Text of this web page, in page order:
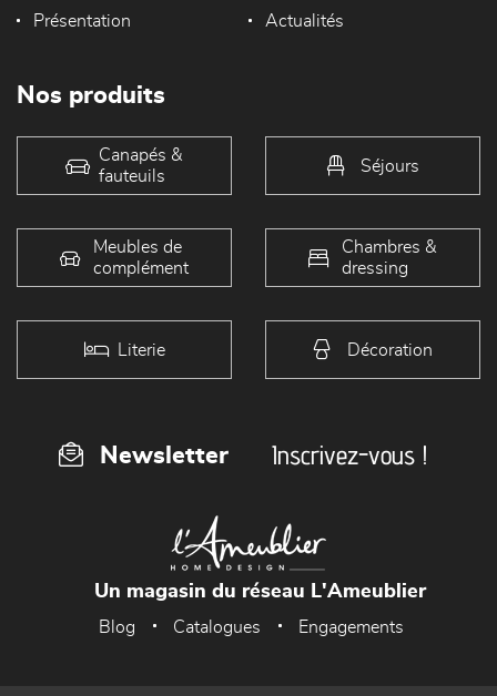
Présentation Actualités
Nos produits
Canapés &
fauteuils
Séjours
Meubles de
complément
Chambres &
dressing
Literie Décoration
Newsletter Inscrivez-vous !
Un magasin du réseau L'Ameublier
Blog Catalogues Engagements